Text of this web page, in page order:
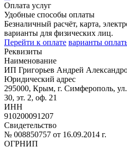
Оплата услуг
Удобные способы оплаты
Безналичный расчёт, карта,
варианты для физических лиц.
Перейти к оплате варианты
Реквизиты
Наименование
ИП Григорьев Андрей
Юридический адрес
295000, Крым, г. Симферополь,
30, эт. 2, оф. 21
ИНН
910200091207
Свидетельство
№ 008850757 от 16.09.2014 г.
ОГРНИП